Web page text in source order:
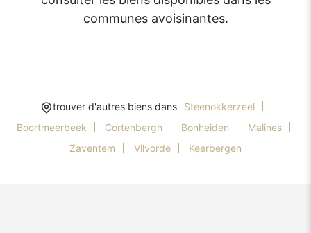
communes avoisinantes.
trouver d'autres biens dans
Steenokkerzeel
Boortmeerbeek
Cortenbergh Bonheiden
Malines
Zaventem
Vilvorde Keerbergen